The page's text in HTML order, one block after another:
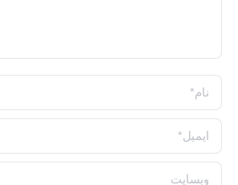
نام *
ایمیل *
وبسایت